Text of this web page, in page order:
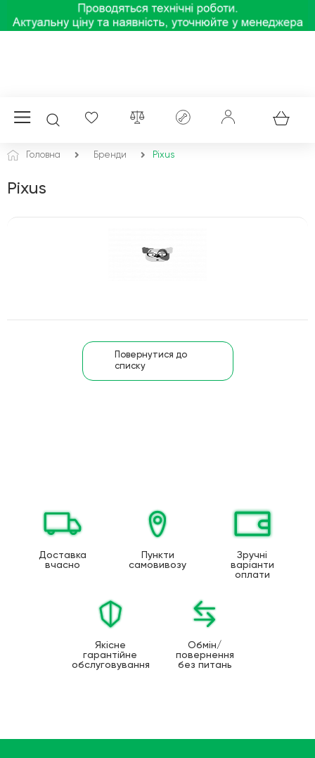
Головна Бренди Pixus
Pixus
Повернутися до
списку
Доставка
вчасно
Пункти
самовивозу
Зручні
варіанти
оплати
Якісне
гарантійне
обслуговування
Обмін/
повернення
без питань